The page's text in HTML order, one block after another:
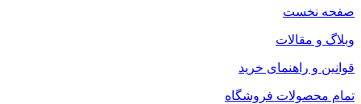
صفحه نخست
وبلاگ و مقالات
قوانین و راهنمای خرید
تمام محصولات فروشگاه